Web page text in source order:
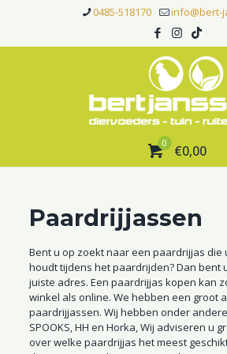
0485-518170 info@bert-
0 €0,00
Paardrijjassen
Bent u op zoekt naar een paardrijjas die
houdt tijdens het paardrijden? Dan bent
juiste adres. Een paardrijjas kopen kan
winkel als online. We hebben een groot
paardrijjassen. Wij hebben onder
SPOOKS, HH en Horka, Wij adviseren u
over welke paardrijjas het meest